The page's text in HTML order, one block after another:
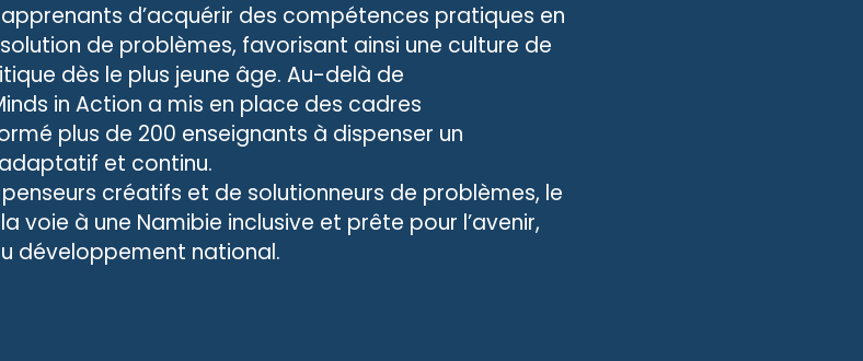
d’acquérir des compétences pratiques en
de problèmes, favorisant ainsi une culture de
dès le plus jeune âge. Au-delà de
in Action a mis en place des cadres
plus de 200 enseignants à dispenser un
et continu.
créatifs et de solutionneurs de problèmes, le
voie à une Namibie inclusive et prête pour l’avenir,
développement national.